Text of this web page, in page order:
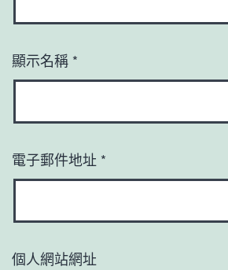
顯示名稱 *
電子郵件地址 *
個人網站網址